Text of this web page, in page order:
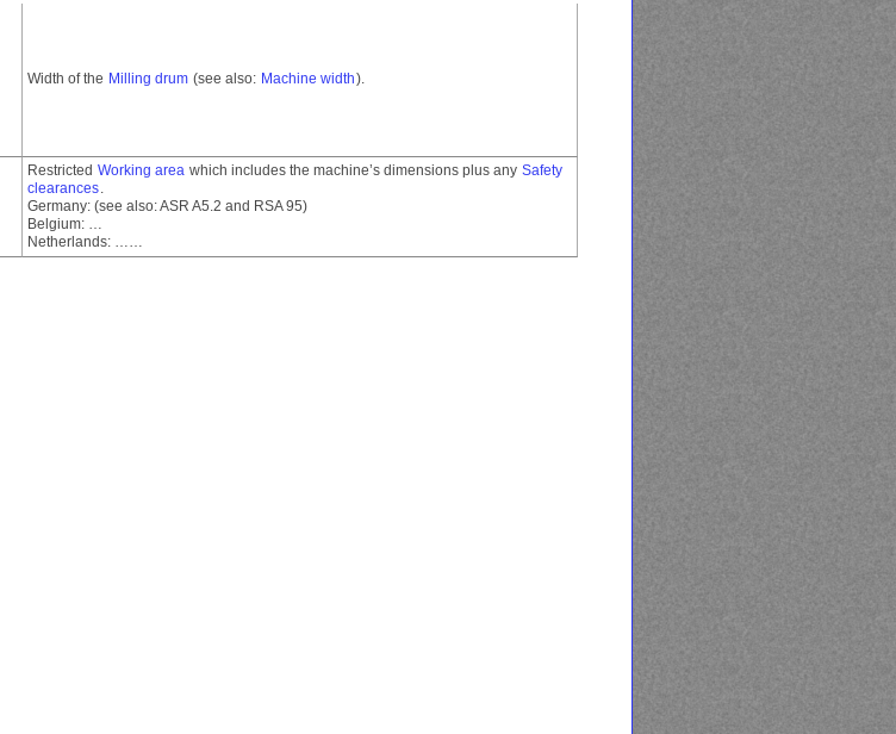
Width of the Milling drum (see also: Machine width).
Restricted Working area which includes the machine’s dimensions plus any Safety
clearances.
Germany: (see also: ASR A5.2 and RSA 95)
Belgium: …
Netherlands: ……